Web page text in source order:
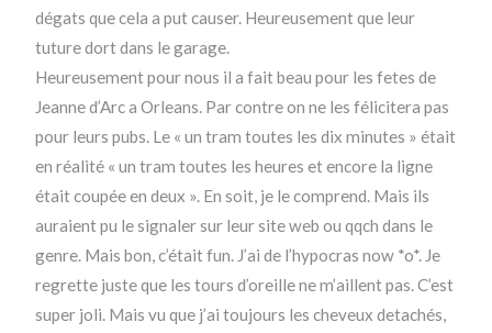
dégats que cela a put causer. Heureusement que leur
tuture dort dans le garage.
Heureusement pour nous il a fait beau pour les fetes de
Jeanne d’Arc a Orleans. Par contre on ne les félicitera pas
pour leurs pubs. Le « un tram toutes les dix minutes » était
en réalité « un tram toutes les heures et encore la ligne
était coupée en deux ». En soit, je le comprend. Mais ils
auraient pu le signaler sur leur site web ou qqch dans le
genre. Mais bon, c’était fun. J’ai de l’hypocras now *o*. Je
regrette juste que les tours d’oreille ne m’aillent pas. C’est
super joli. Mais vu que j’ai toujours les cheveux detachés,